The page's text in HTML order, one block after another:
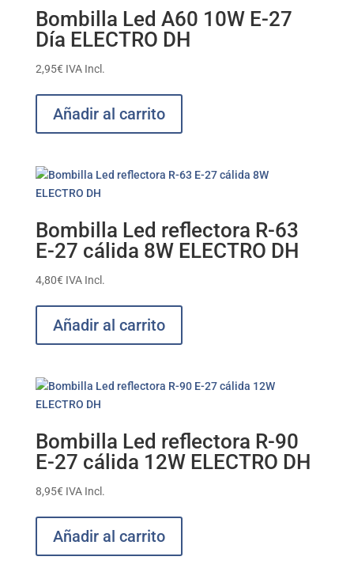
Bombilla Led A60 10W E-27
Día ELECTRO DH
2,95€ IVA Incl.
Añadir al carrito
Bombilla Led reflectora R-63
E-27 cálida 8W ELECTRO DH
4,80€ IVA Incl.
Añadir al carrito
Bombilla Led reflectora R-90
E-27 cálida 12W ELECTRO DH
8,95€ IVA Incl.
Añadir al carrito